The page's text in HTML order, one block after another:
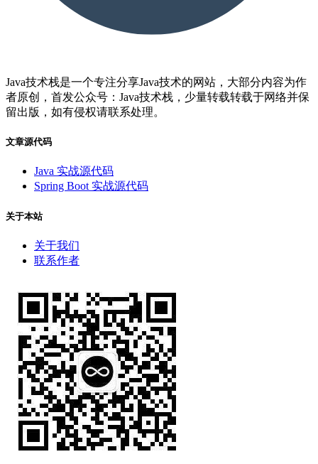
Java技术栈是一个专注分享Java技术的网站，大部分内容为作
者原创，首发公众号：Java技术栈，少量转载转载于网络并保
留出版，如有侵权请联系处理。
文章源代码
Java 实战源代码
Spring Boot 实战源代码
关于本站
关于我们
联系作者